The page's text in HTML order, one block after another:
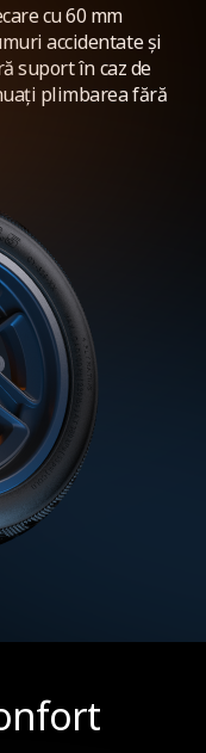
cu 60 mm
accidentate și
suport în caz de
plimbarea fără